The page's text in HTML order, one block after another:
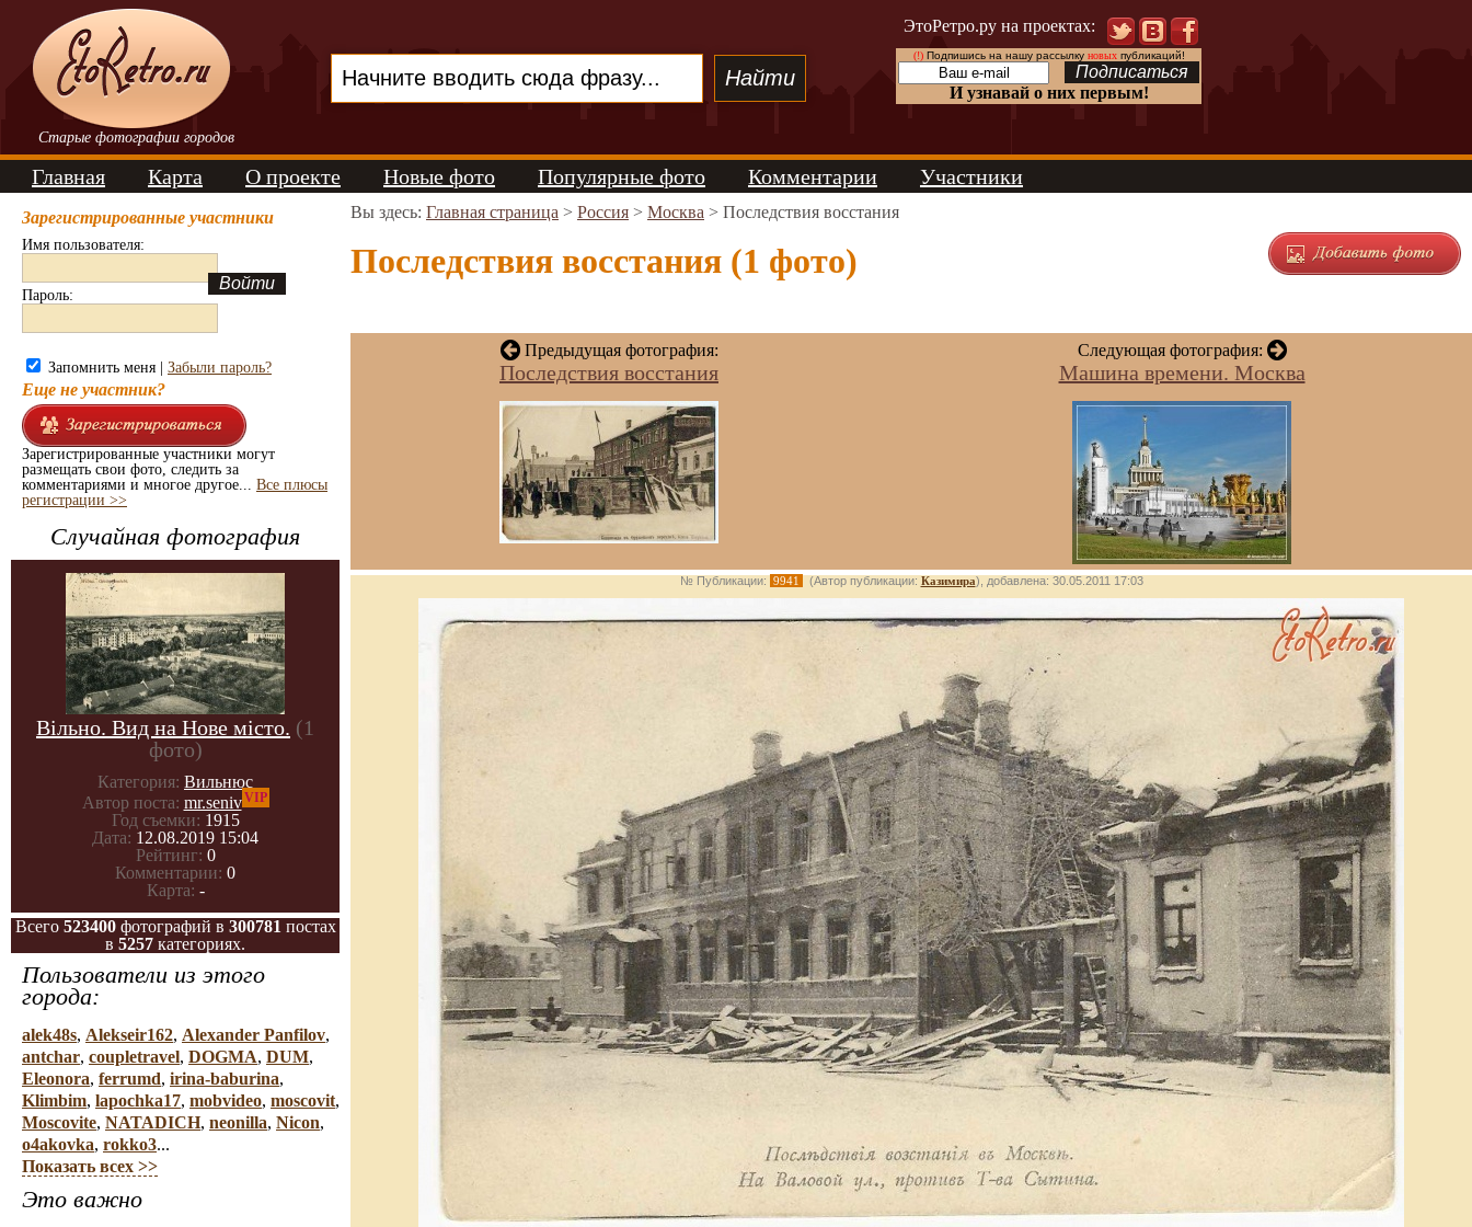
Старые фотографии городов
ЭтоРетро.ру на проектах:
(!)Подпишись на нашу рассылку новыхпубликаций!
И узнавай о них первым!
Главная Карта О проекте Новые фото Популярные фото Комментарии Участники
Зарегистрированные участники
Имя пользователя:
Пароль:
Запомнить меня | Забыли пароль?
Еще не участник?
Зарегистрированные участники могут
размещать свои фото, следить за
комментариями и многое другое... Все плюсы
регистрации >>
Случайная фотография
Вільно. Вид на Нове місто. (1
фото)
Категория: Вильнюс
Автор поста: mr.senivVIP
Год съемки: 1915
Дата: 12.08.2019 15:04
Рейтинг: 0
Комментарии: 0
Карта: -
Всего 523400фотографий в 300781 постах
в 5257 категориях.
Пользователи из этого
города:
alek48s, Alekseir162, Alexander Panfilov,
antchar, coupletravel, DOGMA, DUM,
Eleonora, ferrumd, irina-baburina,
Klimbim, lapochka17, mobvideo, moscovit,
Moscovite, NATADICH, neonilla, Nicon,
o4akovka, rokko3...
Показать всех >>
Это важно
Вы здесь: Главная страница > Россия > Москва > Последствия восстания
Последствия восстания (1 фото)
Предыдущая фотография:
Последствия восстания
Следующая фотография:
Машина времени. Москва
№ Публикации: 9941 (Автор публикации: Казимира), добавлена: 30.05.2011 17:03